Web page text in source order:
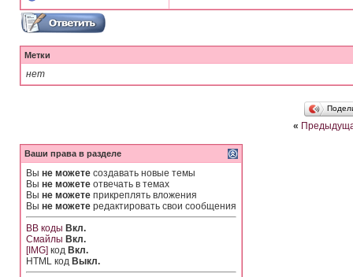
Метки
нет
«
Ваши права в разделе
Вы не можете создавать новые темы
Вы не можете отвечать в темах
Вы не можете прикреплять вложения
Вы не можете редактировать свои сообщения
BB коды Вкл.
Смайлы Вкл.
[IMG] код Вкл.
HTML код Выкл.